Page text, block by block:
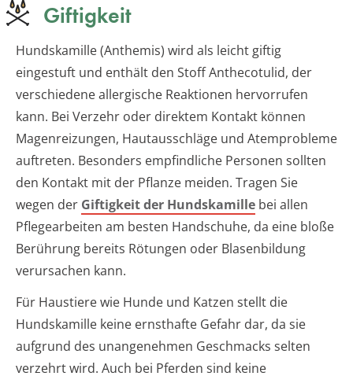
Giftigkeit
Hundskamille (Anthemis) wird als leicht giftig
eingestuft und enthält den Stoff Anthecotulid, der
verschiedene allergische Reaktionen hervorrufen
kann. Bei Verzehr oder direktem Kontakt können
Magenreizungen, Hautausschläge und Atemprobleme
auftreten. Besonders empfindliche Personen sollten
den Kontakt mit der Pflanze meiden. Tragen Sie
wegen der Giftigkeit der Hundskamille bei allen
Pflegearbeiten am besten Handschuhe, da eine bloße
Berührung bereits Rötungen oder Blasenbildung
verursachen kann.
Für Haustiere wie Hunde und Katzen stellt die
Hundskamille keine ernsthafte Gefahr dar, da sie
aufgrund des unangenehmen Geschmacks selten
verzehrt wird. Auch bei Pferden sind keine